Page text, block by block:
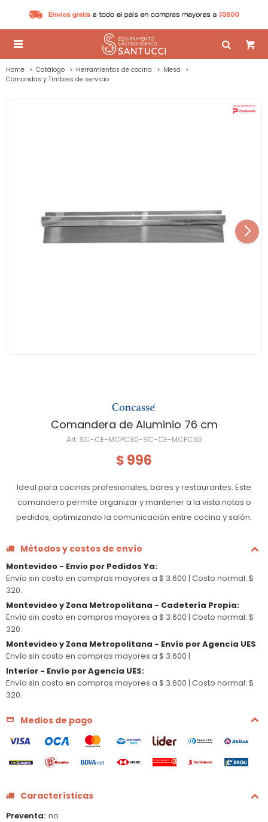

Home Catálogo Herramientas de cocina
Mesa
Comandas y Timbres de servicio
Comandera de Aluminio 76 cm
SC-CE-MCPC30-SC-CE-MCPC30
$ 996
Ideal para cocinas profesionales, bares y restaurantes. Este
comandero permite organizar y mantener a la vista notas o
pedidos, optimizando la comunicación entre cocina y salón.
Métodos y costos de envío
Montevideo - Envio por Pedidos Ya:
Envío sin costo en compras mayores a $ 3.600 | Costo normal: $
320.
Montevideo y Zona Metropolitana - Cadetería Propia:
Envío sin costo en compras mayores a $ 3.600 | Costo normal: $
320.
Montevideo y Zona Metropolitana - Envío por Agencia UES
Envío sin costo en compras mayores a $ 3.600 |
Interior - Envío por Agencia UES:
Envío sin costo en compras mayores a $ 3.600 | Costo normal: $
320.
Medios de pago
Características
Preventa no